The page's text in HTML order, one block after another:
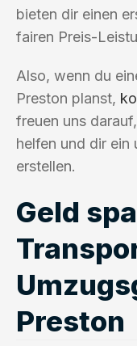
bieten dir einen
fairen Preis-
Also, wenn du
Preston planst,
freuen uns
helfen und dir ein
erstellen.
Geld
Preston